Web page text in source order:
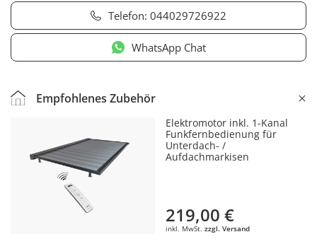
Telefon: 044029726922
WhatsApp Chat
Empfohlenes Zubehör
Elektromotor inkl. 1-Kanal
Funkfernbedienung für
Unterdach- /
Aufdachmarkisen
219,00 €
inkl. MwSt. zzgl. Versand